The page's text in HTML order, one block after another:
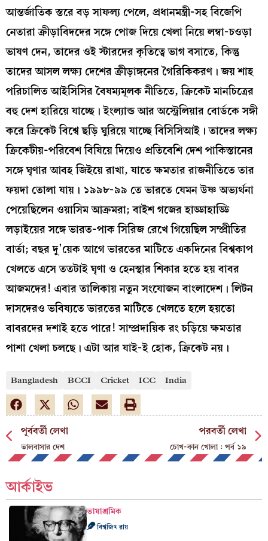
আন্তর্জাতিক স্তরে বড় সাফল্য পেলে, প্রধানমন্ত্রী-সহ বিজেপি
নেতারা ক্রীড়াবিদদের সঙ্গে পোজ দিয়ে খেলা নিয়ে লম্বা-চওড়া
ভাষণ দেন, তাদের ওই স্টারদের কৃতিত্বে ভাগ বসাতে, কিন্তু
তাদের আসল লক্ষ্য দেশের ক্রীড়াঙ্গনের গৈরিকিকরণ। জয় শাহ
পরিচালিত আইসিসির বৈষম্যমূলক নীতিতে, ক্রিকেট মানচিত্রের
বহু দেশ হারিয়ে যাচ্ছে। ইংল্যান্ড আর অস্ট্রেলিয়ার বোর্ডকে সঙ্গী
করে ক্রিকেট বিশ্বে ছড়ি ঘুরিয়ে যাচ্ছে বিসিসিআই। তাদের লক্ষ্য
ক্রিকেটীয়-পরিবেশ বিষিয়ে দিয়েও প্রতিবেশি দেশ পাকিস্তানের
সঙ্গে ঘৃণার আবহ জিইয়ে রাখা, যাতে ক্ষমতার রাজনীতিতে তার
ফয়দা তোলা যায়। ১৯৯৮-৯৯ তে ভারতে যেমন উষ্ণ অভ্যর্থনা
পেয়েছিলেন ওয়াসিম আক্রমরা; বাইশ গজের হাড্ডাহাড্ডি
লড়াইয়ের সঙ্গে ভারত-পাক সিরিজ রেখে গিয়েছিল সম্প্রীতির
বার্তা; বছর দু’য়েক আগে ভারতের মাটিতে একদিনের বিশ্বকাপ
খেলতে এসে ততটাই ঘৃণা ও হেনস্থার শিকার হতে হয় বাবর
আজমদের! এবার তালিকায় নতুন সংযোজন বাংলাদেশ। লিটন
দাসদেরও ভবিষ্যতে ভারতের মাটিতে খেলতে হলে হয়তো
বাবরদের দশাই হতে পারে! সাম্প্রদায়িক রং চড়িয়ে ক্ষমতার
পাশা খেলা চলছে। এটা আর যাই-ই হোক, ক্রিকেট নয়।
Bangladesh BCCI Cricket ICC India
পূর্ববর্তী লেখা
ভালবাসার দেশ
পরবর্তী লেখা
চোখ-কান খোলা : পর্ব ১৯
আর্কাইভ
ভাষাশ্রমিক
বিশ্বজিৎ রায়